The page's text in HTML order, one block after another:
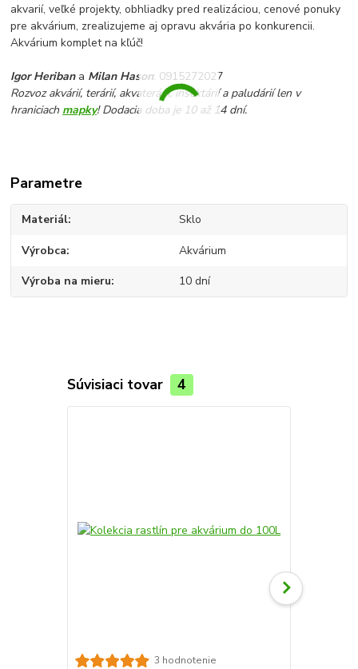
akvarií, veľké projekty, obhliadky pred realizáciou, cenové ponuky
pre akvárium, zrealizujeme aj opravu akvária po konkurencii.
Akvárium komplet na kľúč!
Igor Heribana Milan Hason: 0915272027
Rozvoz akvárií, terárií, akvaterárií, insektárií a paludárií len v
hraniciach mapky! Dodacia doba je 10 až 14 dní.
Parametre
Materiál Sklo
Výrobca Akvárium
Výroba na mieru 10 dní
Súvisiaci tovar 4
3 hodnotenie